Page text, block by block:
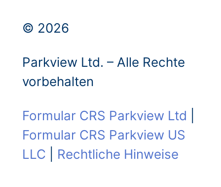
© 2026
Parkview Ltd. – Alle Rechte
vorbehalten
Formular CRS Parkview Ltd
Formular CRS Parkview US
LLC
Rechtliche Hinweise